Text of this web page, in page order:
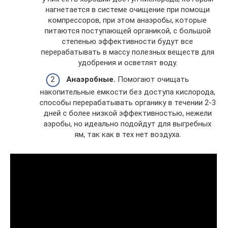
нагнетается в системе очищение при помощи
компрессоров, при этом анаэробы, которые
питаются поступающей органикой, с большой
степенью эффективности будут все
перерабатывать в массу полезных веществ для
удобрения и осветлят воду.
Анаэробные. Помогают очищать
накопительные емкости без доступа кислорода,
способы перерабатывать органику в течении 2-3
дней с более низкой эффективностью, нежели
аэробы, но идеально подойдут для выгребных
ям, так как в тех нет воздуха.